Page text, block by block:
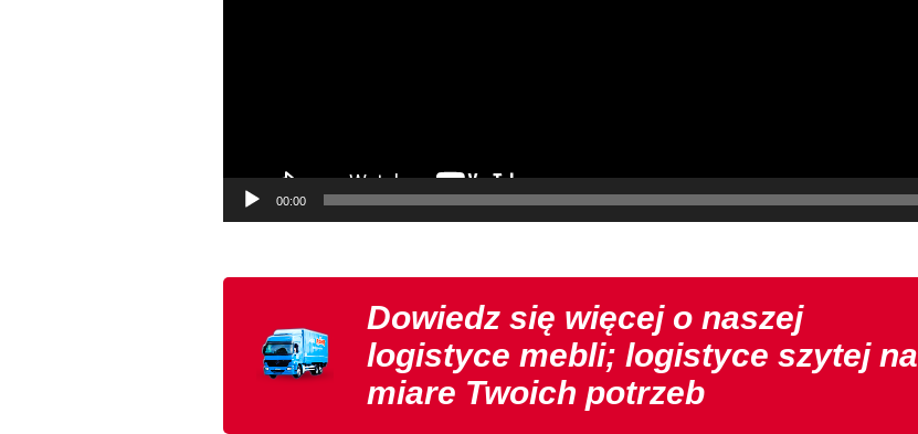
00:00
Dowiedz się więcej o naszej
logistyce mebli; logistyce szytej na
miare Twoich potrzeb